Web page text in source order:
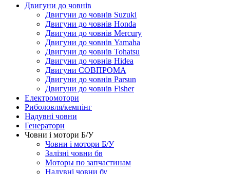
Двигуни до човнів
Двигуни до човнів Suzuki
Двигуни до човнів Honda
Двигуни до човнів Mercury
Двигуни до човнів Yamaha
Двигуни до човнів Tohatsu
Двигуни до човнів Hidea
Двигуни СОВПРОМА
Двигуни до човнів Parsun
Двигуни до човнів Fisher
Електромотори
Риболовля/кемпінг
Надувні човни
Генератори
Човни і мотори Б/У
Човни і мотори Б/У
Залізні човни бв
Моторы по запчастинам
Надувні човни бу